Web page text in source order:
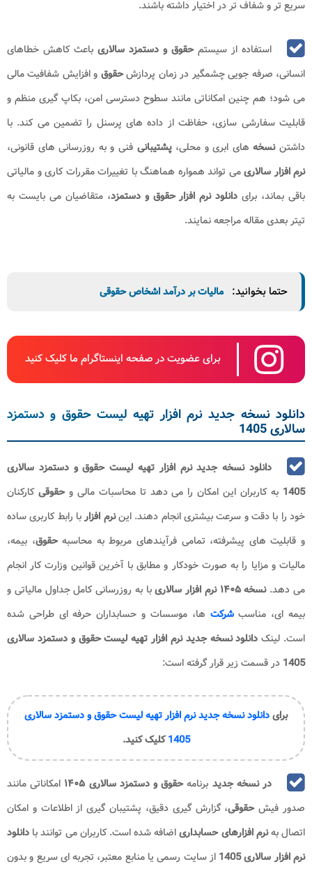
سریع تر و شفاف تر در اختیار داشته باشند.
استفاده از سیستمحقوق و دستمزد سالاری باعث کاهش خطاهای
انسانی، صرفه جویی چشمگیر در زمان پردازشحقوق و افزایش شفافیت مالی
می شود؛ هم چنین امکاناتی مانند سطوح دسترسی امن، بکاپ گیری منظم و
قابلیت سفارشی سازی، حفاظت از داده های پرسنل را تضمین می کند. با
داشتننسخه های ابری و محلی،پشتیبانیفنی و به روزرسانی های قانونی،
نرم افزار سالاریمی تواند همواره هماهنگ با تغییرات مقررات کاری و مالیاتی
باقی بماند، برای دانلود نرم افزار حقوق و دستمزد، متقاضیان می بایست به
تیتر بعدی مقاله مراجعه نمایند.
حتما بخوانید: مالیات بر درآمد اشخاص حقوقی
برای عضویت در صفحه اینستاگرام ما کلیک کنید
دانلود نسخه جدید نرم افزار تهیه لیست حقوق و دستمزد
سالاری 1405
دانلود نسخه جدید نرم افزار تهیه لیست حقوق و دستمزد سالاری
1405 به کاربران این امکان را می دهد تا محاسبات مالی وحقوقیکارکنان
خود را با دقت و سرعت بیشتری انجام دهند. ایننرم افزاربا رابط کاربری ساده
و قابلیت های پیشرفته، تمامی فرآیندهای مربوط به محاسبهحقوق، بیمه،
مالیات و مزایا را به صورت خودکار و مطابق با آخرین قوانین وزارت کار انجام
می دهد.نسخه ۱۴۰۵ نرم افزار سالاریبا به روزرسانی کامل جداول مالیاتی و
بیمه ای، مناسبشرکت ها، موسسات و حسابداران حرفه ای طراحی شده
است. لینک دانلود نسخه جدید نرم افزار تهیه لیست حقوق و دستمزد سالاری
1405 در قسمت زیر قرار گرفته است:
برایدانلود نسخه جدید نرم افزار تهیه لیست حقوق و دستمزد سالاری
1405کلیک کنید.
در نسخه جدید برنامهحقوق و دستمزد سالاری ۱۴۰۵
امکاناتی مانند
صدور فیشحقوقی، گزارش گیری دقیق، پشتیبان گیری از اطلاعات و امکان
اتصال بهنرم افزارهای حسابداریاضافه شده است. کاربران می توانند با دانلود
نرم افزار سالاری 1405
از سایت رسمی یا منابع معتبر، تجربه ای سریع و بدون